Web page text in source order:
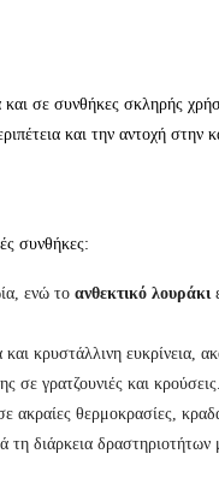
και σε συνθήκες σκληρής
και την αντοχή στην
συνθήκες:
ενώ το ανθεκτικό λουράκι
κρυστάλλινη ευκρίνεια,
σε γρατζουνιές και κρούσεις.
ακραίες θερμοκρασίες,
τη διάρκεια δραστηριοτήτων